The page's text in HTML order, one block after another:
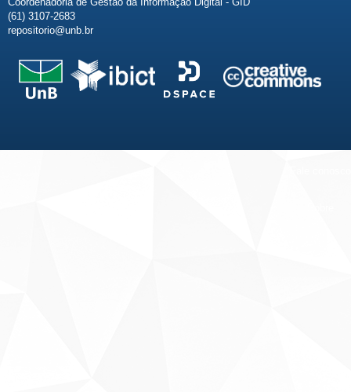
(61) 3107-2683
repositorio@unb.br